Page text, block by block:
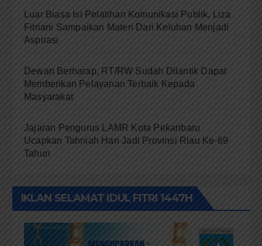
Luar Biasa Isi Pelatihan Komunikasi Publik, Liza
Fitriani Sampaikan Materi Dari Keluhan Menjadi
Aspirasi
Dewan Berharap, RT/RW Sudah Dilantik Dapat
Memberikan Pelayanan Terbaik Kepada
Masyarakat
Jajaran Pengurus LAMR Kota Pekanbaru
Ucapkan Tahniah Hari Jadi Provinsi Riau Ke-69
Tahun
IKLAN SELAMAT IDUL FITRI 1447H